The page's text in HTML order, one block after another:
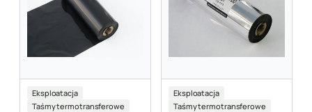
Eksploatacja
Taśmy termotransferowe
Eksploatacja
Taśmy termotransferowe